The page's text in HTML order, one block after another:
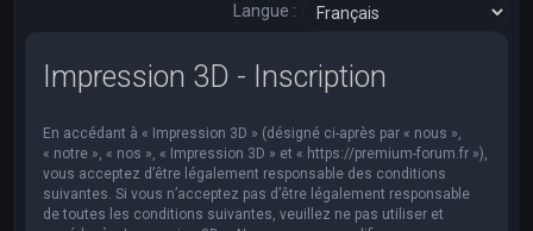
Langue :
Impression 3D - Inscription
En accédant à « Impression 3D » (désigné ci-après par « nous »,
« notre », « nos », « Impression 3D » et « https://premium-forum.fr »),
vous acceptez d’être légalement responsable des conditions
suivantes. Si vous n’acceptez pas d’être légalement responsable
de toutes les conditions suivantes, veuillez ne pas utiliser et